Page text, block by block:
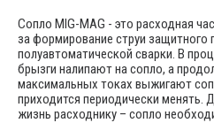
Сопло MIG-MAG - это расходная
за формирование струи защитного
полуавтоматической сварки. В
брызги налипают на сопло, а
максимальных токах выжигают
приходится периодически менять.
жизнь расходнику – сопло